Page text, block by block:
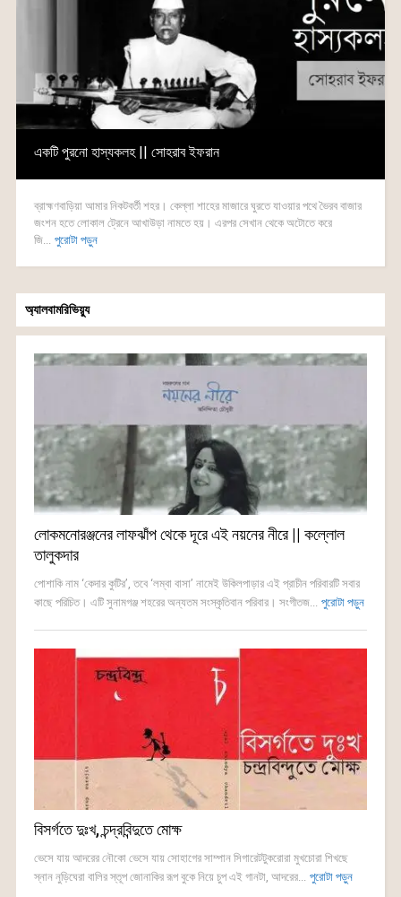
একটি পুরনো হাস্যকলহ || সোহরাব ইফরান
ব্রাহ্মণবাড়িয়া আমার নিকটবর্তী শহর। কেল্লা শাহের মাজারে ঘুরতে যাওয়ার পথে ভৈরব বাজার
জংশন হতে লোকাল ট্রেনে আখাউড়া নামতে হয়। এরপর সেখান থেকে অটোতে করে
জি... পুরোটা পড়ুন
অ্যালবামরিভিয়্যু
লোকমনোরঞ্জনের লাফঝাঁপ থেকে দূরে এই নয়নের নীরে || কল্লোল
তালুকদার
পোশাকি নাম ‘কেদার কুটির’, তবে ‘লম্বা বাসা’ নামেই উকিলপাড়ার এই প্রাচীন পরিবারটি সবার
কাছে পরিচিত। এটি সুনামগঞ্জ শহরের অন্যতম সংস্কৃতিবান পরিবার। সংগীতজ... পুরোটা পড়ুন
বিসর্গতে দুঃখ, চন্দ্রবিন্দুতে মোক্ষ
ভেসে যায় আদরের নৌকো ভেসে যায় সোহাগের সাম্পান সিগারেটটুকরোরা মুখচোরা শিখছে
স্নান নুড়িঘেরা বালির স্তূপ জোনাকির রূপ বুকে নিয়ে চুপ এই গানটা, আদরের... পুরোটা পড়ুন